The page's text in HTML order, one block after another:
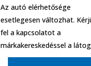
Az autó elérhetősége
esetlegesen változhat.
fel a kapcsolatot a
márkakereskedéssel a